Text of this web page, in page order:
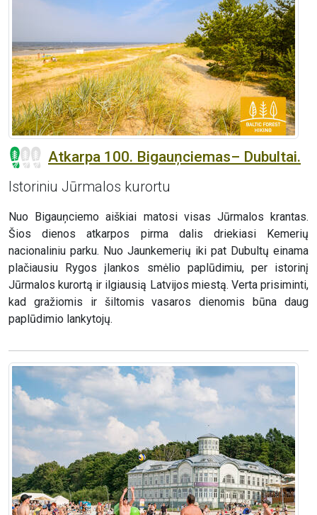
Atkarpa 100. Bigauņciemas– Dubultai.
Istoriniu Jūrmalos kurortu
Nuo Bigauņciemo aiškiai matosi visas Jūrmalos krantas.
Šios dienos atkarpos pirma dalis driekiasi Kemerių
nacionaliniu parku. Nuo Jaunkemerių iki pat Dubultų einama
plačiausiu Rygos įlankos smėlio paplūdimiu, per istorinį
Jūrmalos kurortą ir ilgiausią Latvijos miestą. Verta prisiminti,
kad gražiomis ir šiltomis vasaros dienomis būna daug
paplūdimio lankytojų.